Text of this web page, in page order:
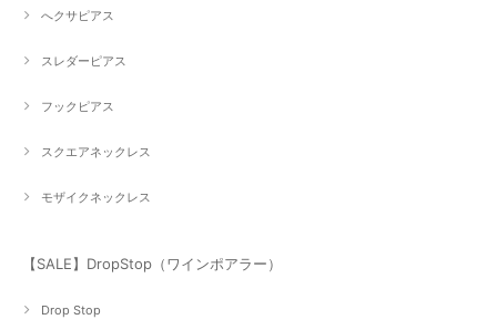
へクサピアス
スレダーピアス
フックピアス
スクエアネックレス
モザイクネックレス
【SALE】DropStop（ワインポアラー）
Drop Stop